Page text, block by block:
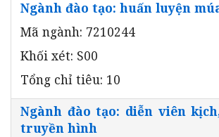
Ngành đào tạo: huấn luyện
Mã ngành: 7210244
Khối xét: S00
Tổng chỉ tiêu: 10
Ngành đào tạo: diễn viên
truyền hình